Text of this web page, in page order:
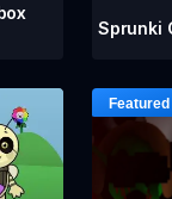
Sprunki